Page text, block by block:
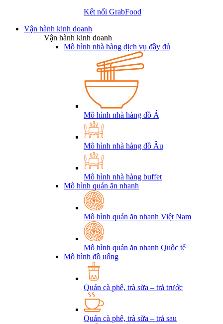
Kết nối GrabFood
Vận hành kinh doanh
Vận hành kinh doanh
Mô hình nhà hàng dịch vụ đầy đủ
Mô hình nhà hàng đồ Á
Mô hình nhà hàng đồ Âu
Mô hình nhà hàng buffet
Mô hình quán ăn nhanh
Mô hình quán ăn nhanh Việt Nam
Mô hình quán ăn nhanh Quốc tế
Mô hình đồ uống
Quán cà phê, trà sữa – trả trước
Quán cà phê, trà sữa – trả sau